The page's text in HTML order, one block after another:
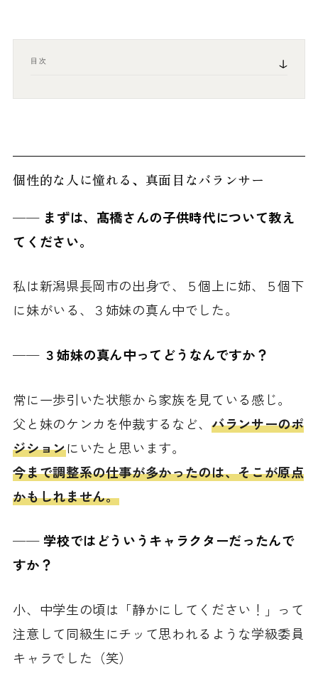
目次
個性的な人に憧れる、真面目なバランサー
── まずは、髙橋さんの子供時代について教え
てください。
私は新潟県長岡市の出身で、５個上に姉、５個下
に妹がいる、３姉妹の真ん中でした。
── ３姉妹の真ん中ってどうなんですか？
常に一歩引いた状態から家族を見ている感じ。
父と妹のケンカを仲裁するなど、 バランサーのポ
ジションにいたと思います。
今まで調整系の仕事が多かったのは、そこが原点
かもしれません。
── 学校ではどういうキャラクターだったんで
すか？
小、中学生の頃は「静かにしてください！」って
注意して同級生にチッて思われるような学級委員
キャラでした（笑）